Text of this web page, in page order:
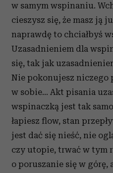
w samym wspinaniu.
cieszysz się, że masz ją
naprawdę to chciałbyś
Uzasadnieniem dla
się, tak jak
Nie pokonujesz niczego
w sobie... Akt pisania
wspinaczką jest tak
łapiesz flow, stan
jest dać się nieść, nie
czy utopie, trwać w tym
o poruszanie się w górę,